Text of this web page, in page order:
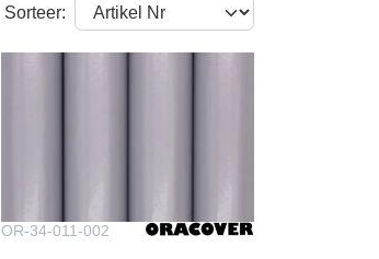
Sorteer:
OR-34-011-002